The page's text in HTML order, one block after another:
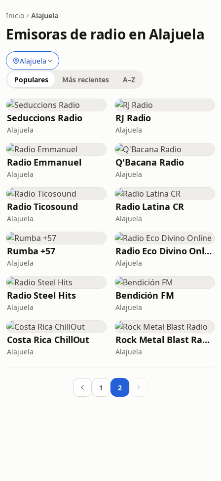
Inicio Alajuela
Emisoras de radio en Alajuela
Alajuela
Populares Más recientes A–Z
Seduccions Radio
Alajuela
RJ Radio
Alajuela
Radio Emmanuel
Alajuela
Q'Bacana Radio
Alajuela
Radio Ticosound
Alajuela
Radio Latina CR
Alajuela
Rumba +57
Alajuela
Radio Eco Divino Online
Alajuela
Radio Steel Hits
Alajuela
Bendición FM
Alajuela
Costa Rica ChillOut
Alajuela
Rock Metal Blast Radio
Alajuela
1 2